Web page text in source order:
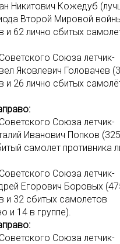
Никитович Кожедуб
Второй Мировой
и 62 лично сбитых
Союза летчик-
Яковлевич Головачев
и 26 лично сбитых
Союза летчик-
Иванович Попков
самолет противника
Союза летчик-
Егорович Боровых
и 32 сбитых самолетов
и 14 в группе).
Союза летчик-